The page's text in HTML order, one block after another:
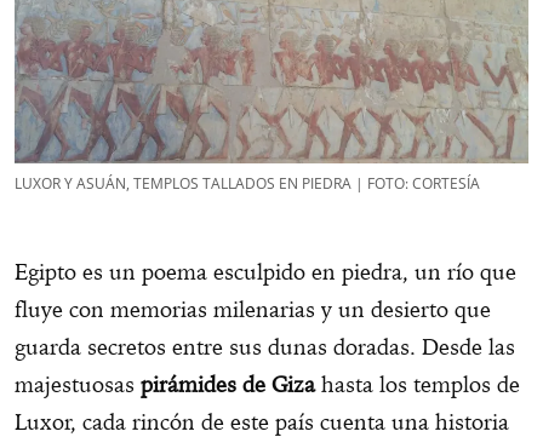
LUXOR Y ASUÁN, TEMPLOS TALLADOS EN PIEDRA | FOTO: CORTESÍA
Egipto es un poema esculpido en piedra, un río que
fluye con memorias milenarias y un desierto que
guarda secretos entre sus dunas doradas. Desde las
majestuosas pirámides de Gizahasta los templos de
Luxor, cada rincón de este país cuenta una historia